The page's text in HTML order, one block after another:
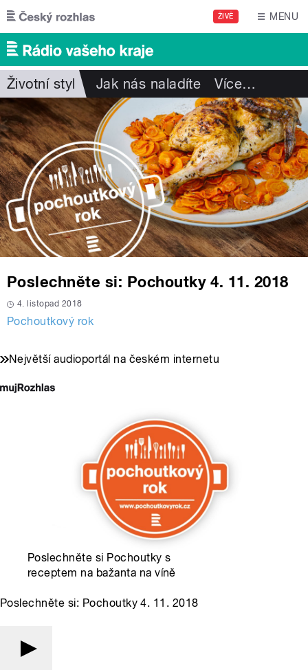
Přejít k hlavnímu obsahu
ŽIVĚ MENU
Životní styl Jak nás naladíte Více…
Poslechněte si: Pochoutky 4. 11. 2018
4. listopad 2018
Pochoutkový rok
Největší audioportál na českém internetu
Poslechněte si Pochoutky s
receptem na bažanta na víně
Poslechněte si: Pochoutky 4. 11. 2018